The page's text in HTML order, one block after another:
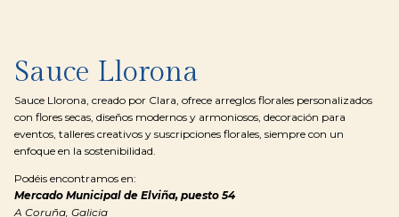
Sauce Llorona
Sauce Llorona, creado por Clara, ofrece arreglos florales personalizados
con flores secas, diseños modernos y armoniosos, decoración para
eventos, talleres creativos y suscripciones florales, siempre con un
enfoque en la sostenibilidad.
Podéis encontramos en:
Mercado Municipal de Elviña, puesto 54
A Coruña, Galicia